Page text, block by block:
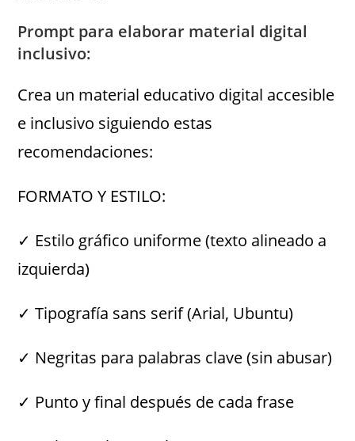
Prompt para elaborar material digital
inclusivo:
Crea un material educativo digital accesible
e inclusivo siguiendo estas
recomendaciones:
FORMATO Y ESTILO:
✓ Estilo gráfico uniforme (texto alineado a
izquierda)
✓ Tipografía sans serif (Arial, Ubuntu)
✓ Negritas para palabras clave (sin abusar)
✓ Punto y final después de cada frase